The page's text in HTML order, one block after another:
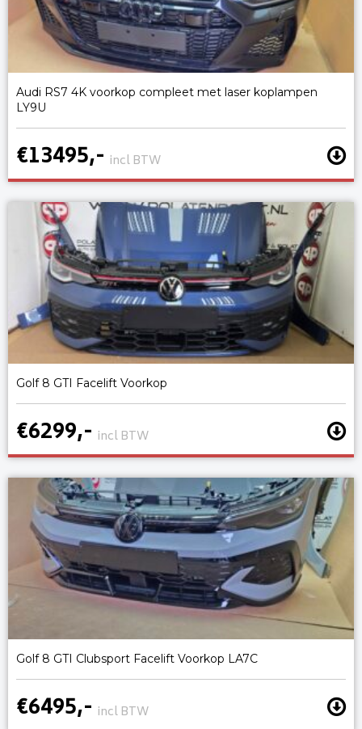
Audi RS7 4K voorkop compleet met laser koplampen
LY9U
€13495,- incl BTW
Golf 8 GTI Facelift Voorkop
€6299,- incl BTW
Golf 8 GTI Clubsport Facelift Voorkop LA7C
€6495,- incl BTW